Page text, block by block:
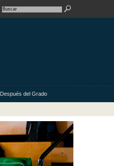
Después del Grado